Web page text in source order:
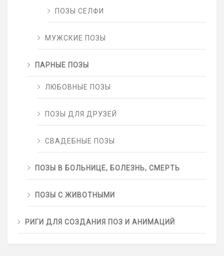
ПОЗЫ СЕЛФИ
МУЖСКИЕ ПОЗЫ
ПАРНЫЕ ПОЗЫ
ЛЮБОВНЫЕ ПОЗЫ
ПОЗЫ ДЛЯ ДРУЗЕЙ
СВАДЕБНЫЕ ПОЗЫ
ПОЗЫ В БОЛЬНИЦЕ, БОЛЕЗНЬ, СМЕРТЬ
ПОЗЫ С ЖИВОТНЫМИ
РИГИ ДЛЯ СОЗДАНИЯ ПОЗ И АНИМАЦИЙ